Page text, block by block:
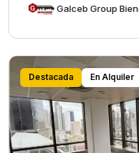
Destacada En Alquiler